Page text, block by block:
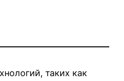
таких как